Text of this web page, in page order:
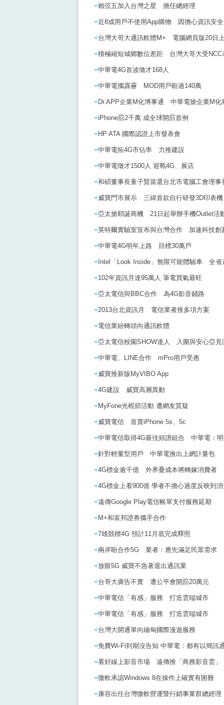
賴弦五加入台灣之星 擔任總經理
近8成用戶不使用App購物 因擔心資訊安全
台灣大哥大通訊軟體M+ 電腦網頁版20日
積極縮短城鄉數位差距 台灣大哥大受NCC
中華電4G首波徵才168人
中華電攜霹靂 MOD用戶盼過140萬
Dr.APP企業M化博事通 中華電搶企業M化
iPhone罰2千萬 成全球開罰首例
HP ATA 國際認證上市發表會
中華電拓4G市佔率 力推建設
中華電徵才1500人 迎戰4G、展店
和碩董事長童子賢當選台北市電腦工會理事
威寶門市展示 三緯首款自行研發3D印表機
亞太搶耶誕商機 21日起舉辦手機Outlet活
英特爾實驗室宣布與台灣合作 加速科技創
中華電4G明年上路 目標30萬戶
Intel「Look Inside」無限可能體驗車 全省
102年資訊月達95萬人 筆電買氣最旺
亞太電信與BBC合作 為4G影音鋪路
2013台北資訊月 電信業者推多項方案
電信業紛轉頭向通訊軟體
亞太電信校園SHOW達人 入圍與安心亞見
中華電、LINE合作 mPro用戶受惠
威寶推新版MyVIBO App
4G建設 威寶高層異動
MyFone光棍節活動 遭網友質疑
威寶電信 首賣iPhone 5s、5c
中華電信取得4G最佳頻譜組合 中華電：
針對輕量型用戶 中華電推出上網計量包
4G標金逾千億 外界憂成本將轉嫁消費者
4G標金上看900億 學者不擔心過度反映到
遠傳Google Play電信帳單支付服務延期
M+和富邦證券攜手合作
7雄競標4G 預計11月底完成釋照
兩岸盼合作5G 業者：應先滿足民眾需求
放眼5G 威寶不急著退出通訊業
台哥大廣告不實 遭公平會開罰20萬元
中華電信「有感」服務 打造雲端城市
中華電信「有感」服務 打造雲端城市
台灣大開通單向緬甸國際漫遊服務
免費Wi-Fi到期沒告知 中華電：都有以簡訊
看好線上影音市場 遠傳推「商務影音雲」
微軟承認Windows 8在操作上確實有困難
康容出任台灣微軟營運暨行銷事業群總經理